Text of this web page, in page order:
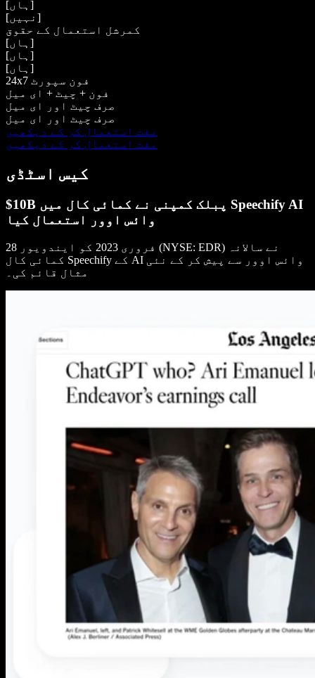
[ہاں]
[نہیں]
کمرشل استعمال کے حقوق
[ہاں]
[ہاں]
[ہاں]
24x7 فون سپورٹ
فون + چیٹ + ای میل
صرف چیٹ اور ای میل
صرف چیٹ اور ای میل
مفت استعمال کر کے دیکھیں
مفت استعمال کر کے دیکھیں
کیس اسٹڈی
$10B پبلک کمپنی نے کمائی کال میں Speechify AI
وائس اوور استعمال کیا
28 فروری 2023 کو ایندویور (NYSE: EDR) نے سالانہ
کمائی کال Speechify کے AI وائس اوور سے پیش کر کے نئی
مثال قائم کی۔